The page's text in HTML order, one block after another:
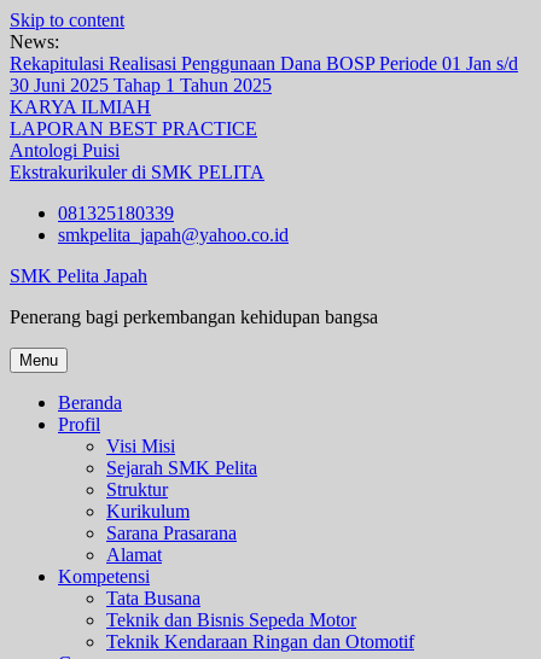
Skip to content
News:
Rekapitulasi Realisasi Penggunaan Dana BOSP Periode 01 Jan s/d
30 Juni 2025 Tahap 1 Tahun 2025
KARYA ILMIAH
LAPORAN BEST PRACTICE
Antologi Puisi
Ekstrakurikuler di SMK PELITA
081325180339
smkpelita_japah@yahoo.co.id
SMK Pelita Japah
Penerang bagi perkembangan kehidupan bangsa
Menu
Beranda
Profil
Visi Misi
Sejarah SMK Pelita
Struktur
Kurikulum
Sarana Prasarana
Alamat
Kompetensi
Tata Busana
Teknik dan Bisnis Sepeda Motor
Teknik Kendaraan Ringan dan Otomotif